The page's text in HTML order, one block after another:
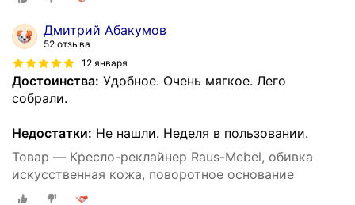
Дмитрий Абакумов
52 отзыва
12 января
Достоинства: Удобное. Очень мягкое. Лего
собрали.
Недостатки: Не нашли. Неделя в пользовании.
Товар — Кресло-реклайнер Raus-Mebel, обивка
искусственная кожа, поворотное основание